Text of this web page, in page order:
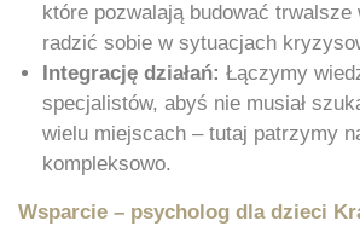
które pozwalają budować trwalsze
radzić sobie w sytuacjach
Integrację działań: Łączymy
specjalistów, abyś nie musiał
wielu miejscach – tutaj patrzymy
kompleksowo.
Wsparcie – psycholog dla dzieci